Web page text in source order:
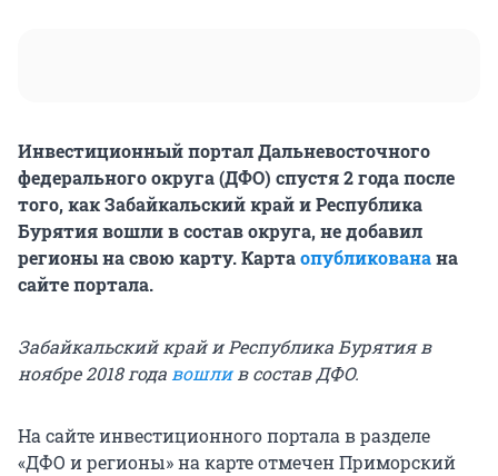
Инвестиционный портал Дальневосточного
федерального округа (ДФО) спустя 2 года после
того, как Забайкальский край и Республика
Бурятия вошли в состав округа, не добавил
регионы на свою карту. Картаопубликованана
сайте портала.
Забайкальский край и Республика Бурятия в
ноябре 2018 года вошлив состав ДФО.
На сайте инвестиционного портала в разделе
«ДФО и регионы» на карте отмечен Приморский